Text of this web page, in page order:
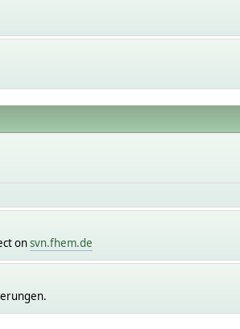
onsvn.fhem.de